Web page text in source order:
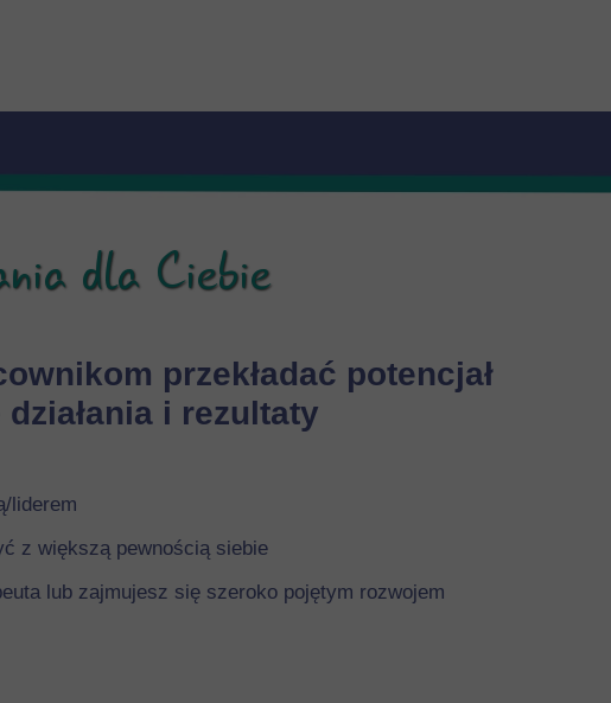
przekładać potencjał
i rezultaty
liderem
z większą pewnością siebie
lub zajmujesz się szeroko pojętym rozwojem
dla Ciebie